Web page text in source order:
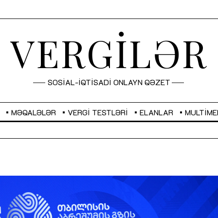
VERGİLƏR
SOSİAL-İQTİSADİ ONLAYN QƏZET
MƏQALƏLƏR VERGI TESTLƏRI ELANLAR
Sahibkarlıq fəaliyyəti üçün inklüziv
imkanlar yaradan vergi təşviqləri
MƏQALƏ
“Düzgün
real iş və sistemli
MÜSAHİBƏ